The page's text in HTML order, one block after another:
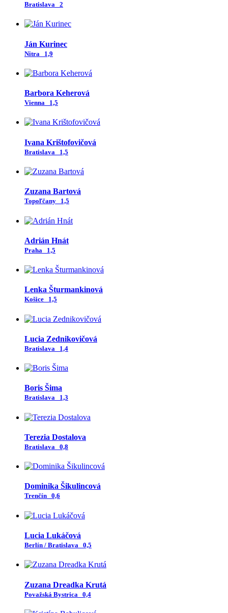
Bratislava 2
Ján Kurinec
Nitra 1,9
Barbora Keherová
Vienna 1,5
Ivana Krištofovičová
Bratislava 1,5
Zuzana Bartová
Topoľčany 1,5
Adrián Hnát
Praha 1,5
Lenka Šturmankinová
Košice 1,5
Lucia Zednikovičová
Bratislava 1,4
Boris Šima
Bratislava 1,3
Terezia Dostalova
Bratislava 0,8
Dominika Šikulincová
Trenčín 0,6
Lucia Lukáčová
Berlín / Bratislava 0,5
Zuzana Dreadka Krutá
Považská Bystrica 0,4